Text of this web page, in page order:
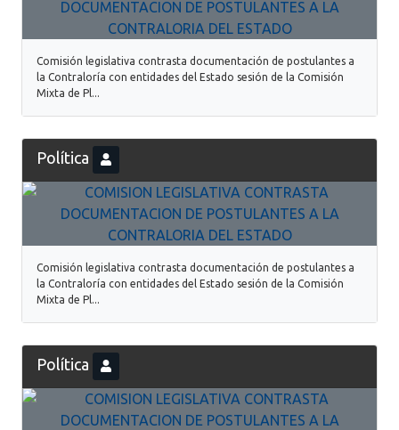
Comisión legislativa contrasta documentación de postulantes a
la Contraloría con entidades del Estado sesión de la Comisión
Mixta de Pl...
Política
Comisión legislativa contrasta documentación de postulantes a
la Contraloría con entidades del Estado sesión de la Comisión
Mixta de Pl...
Política